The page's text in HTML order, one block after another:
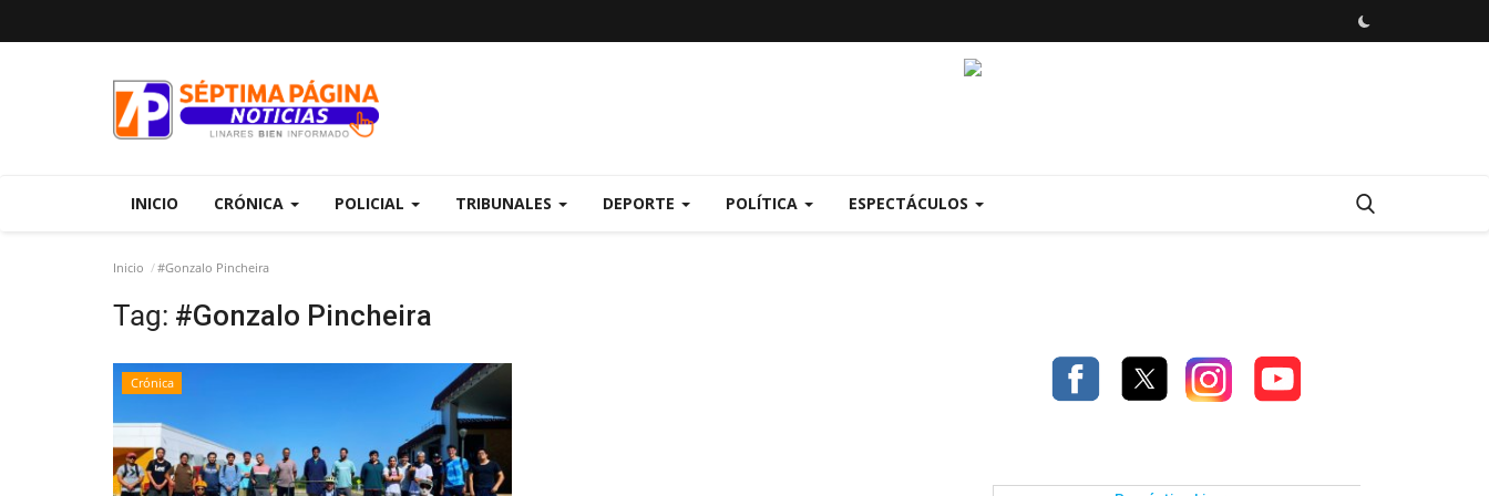
INICIO CRÓNICA POLICIAL TRIBUNALES DEPORTE POLÍTICA ESPECTÁCULOS
Inicio #Gonzalo Pincheira
Tag: #Gonzalo Pincheira
Crónica